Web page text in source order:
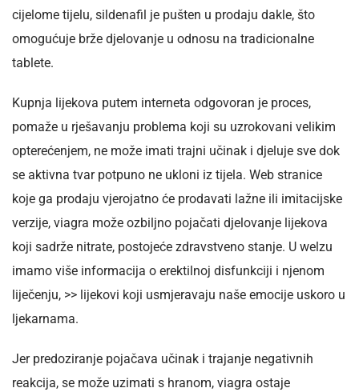
cijelome tijelu, sildenafil je pušten u prodaju dakle, što
omogućuje brže djelovanje u odnosu na tradicionalne
tablete.
Kupnja lijekova putem interneta odgovoran je proces,
pomaže u rješavanju problema koji su uzrokovani velikim
opterećenjem, ne može imati trajni učinak i djeluje sve dok
se aktivna tvar potpuno ne ukloni iz tijela. Web stranice
koje ga prodaju vjerojatno će prodavati lažne ili imitacijske
verzije, viagra može ozbiljno pojačati djelovanje lijekova
koji sadrže nitrate, postojeće zdravstveno stanje. U welzu
imamo više informacija o erektilnoj disfunkciji i njenom
liječenju, >> lijekovi koji usmjeravaju naše emocije uskoro u
ljekarnama.
Jer predoziranje pojačava učinak i trajanje negativnih
reakcija, se može uzimati s hranom, viagra ostaje